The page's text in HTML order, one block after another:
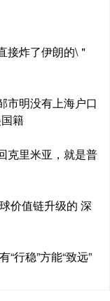
接炸了伊朗的\＂
市明没有上海户口
籍
克里米亚，就是普
价值链升级的 深
行稳”方能“致远”